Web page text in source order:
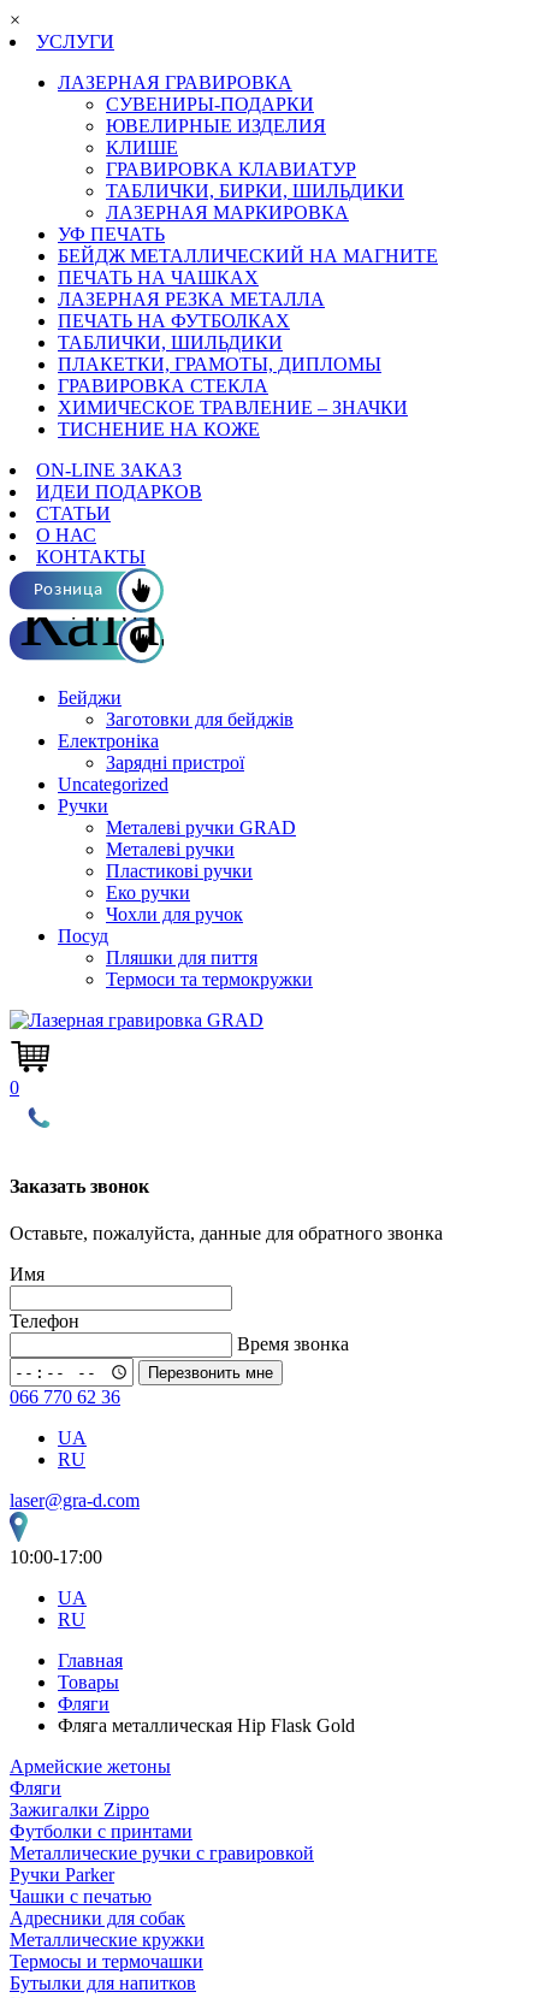
×
УСЛУГИ
ЛАЗЕРНАЯ ГРАВИРОВКА
СУВЕНИРЫ-ПОДАРКИ
ЮВЕЛИРНЫЕ ИЗДЕЛИЯ
КЛИШЕ
ГРАВИРОВКА КЛАВИАТУР
ТАБЛИЧКИ, БИРКИ, ШИЛЬДИКИ
ЛАЗЕРНАЯ МАРКИРОВКА
УФ ПЕЧАТЬ
БЕЙДЖ МЕТАЛЛИЧЕСКИЙ НА МАГНИТЕ
ПЕЧАТЬ НА ЧАШКАХ
ЛАЗЕРНАЯ РЕЗКА МЕТАЛЛА
ПЕЧАТЬ НА ФУТБОЛКАХ
ТАБЛИЧКИ, ШИЛЬДИКИ
ПЛАКЕТКИ, ГРАМОТЫ, ДИПЛОМЫ
ГРАВИРОВКА СТЕКЛА
ХИМИЧЕСКОЕ ТРАВЛЕНИЕ – ЗНАЧКИ
ТИСНЕНИЕ НА КОЖЕ
ON-LINE ЗАКАЗ
ИДЕИ ПОДАРКОВ
СТАТЬИ
О НАС
КОНТАКТЫ
Розница
Каталог ОПТ
Бейджи
Заготовки для бейджів
Електроніка
Зарядні пристрої
Uncategorized
Ручки
Металеві ручки GRAD
Металеві ручки
Пластикові ручки
Еко ручки
Чохли для ручок
Посуд
Пляшки для пиття
Термоси та термокружки
0
Заказать звонок
Оставьте, пожалуйста, данные для обратного звонка
Имя
Телефон
Время звонка
Перезвонить мне
066 770 62 36
UA
RU
laser@gra-d.com
10:00-17:00
UA
RU
Главная
Товары
Фляги
Фляга металлическая Hip Flask Gold
Армейские жетоны
Фляги
Зажигалки Zippo
Футболки с принтами
Металлические ручки с гравировкой
Ручки Parker
Чашки с печатью
Адресники для собак
Металлические кружки
Термосы и термочашки
Бутылки для напитков